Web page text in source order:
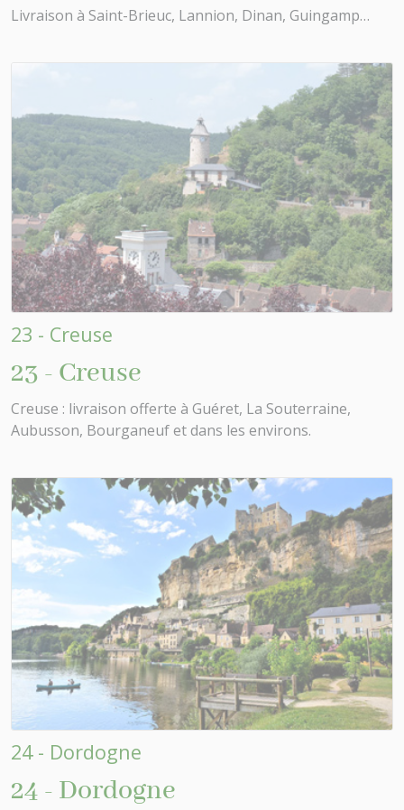
Livraison à Saint-Brieuc, Lannion, Dinan, Guingamp…
23 - Creuse
23 - Creuse
Creuse : livraison offerte à Guéret, La Souterraine,
Aubusson, Bourganeuf et dans les environs.
24 - Dordogne
24 - Dordogne